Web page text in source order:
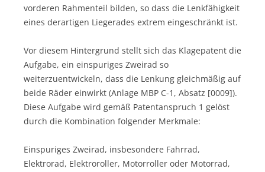
vorderen Rahmenteil bilden, so dass die Lenkfähigkeit
eines derartigen Liegerades extrem eingeschränkt ist.
Vor diesem Hintergrund stellt sich das Klagepatent die
Aufgabe, ein einspuriges Zweirad so
weiterzuentwickeln, dass die Lenkung gleichmäßig auf
beide Räder einwirkt (Anlage MBP C-1, Absatz [0009]).
Diese Aufgabe wird gemäß Patentanspruch 1 gelöst
durch die Kombination folgender Merkmale:
Einspuriges Zweirad, insbesondere Fahrrad,
Elektrorad, Elektroroller, Motorroller oder Motorrad,